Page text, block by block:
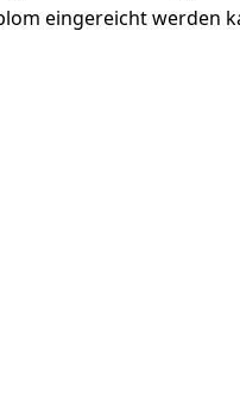
eingereicht werden